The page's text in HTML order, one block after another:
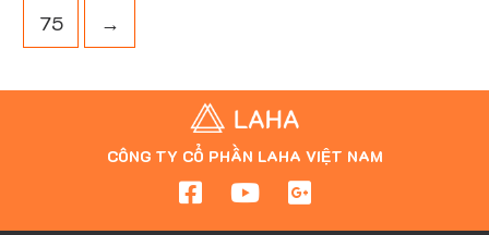
75 →
CÔNG TY CỔ PHẦN LAHA VIỆT NAM